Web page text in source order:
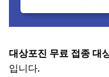
대상포진 무료 접종 대
입니다.